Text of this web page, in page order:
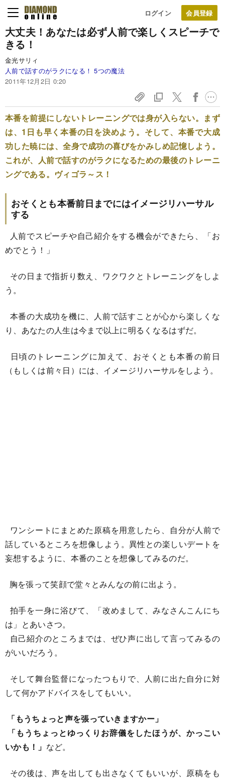
ログイン
大丈夫！あなたは必ず人前で楽しくスピーチで
きる！
金光サリィ
人前で話すのがラクになる！ 5つの魔法
2011年12月2日 0:20
本番を前提にしないトレーニングでは身が入らない。まず
は、1日も早く本番の日を決めよう。そして、本番で大成
功した暁には、全身で成功の喜びをかみしめ記憶しよう。
これが、人前で話すのがラクになるための最後のトレーニ
ングである。ヴィゴラ～ス！
おそくとも本番前日までにはイメージリハーサル
する
人前でスピーチや自己紹介をする機会ができたら、「お
めでとう！」
その日まで指折り数え、ワクワクとトレーニングをしよ
う。
本番の大成功を機に、人前で話すことが心から楽しくな
り、あなたの人生は今まで以上に明るくなるはずだ。
日頃のトレーニングに加えて、おそくとも本番の前日
（もしくは前々日）には、イメージリハーサルをしよう。
ワンシートにまとめた原稿を用意したら、自分が人前で
話しているところを想像しよう。異性との楽しいデートを
妄想するように、本番のことを想像してみるのだ。
胸を張って笑顔で堂々とみんなの前に出よう。
拍手を一身に浴びて、「改めまして、みなさんこんにち
は」とあいさつ。
自己紹介のところまでは、ぜひ声に出して言ってみるの
がいいだろう。
そして舞台監督になったつもりで、人前に出た自分に対
して何かアドバイスをしてもいい。
「もうちょっと声を張っていきますかー」
「もうちょっとゆっくりお辞儀をしたほうが、かっこい
いかも！」 など。
その後は、声を出しても出さなくてもいいが、原稿をも